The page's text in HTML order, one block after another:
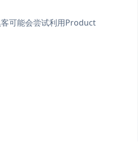
可能会尝试利用Product